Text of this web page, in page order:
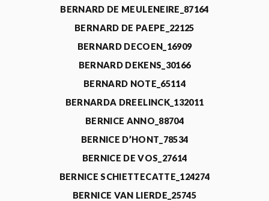
BERNARD DE MEULENEIRE_87164
BERNARD DE PAEPE_22125
BERNARD DECOEN_16909
BERNARD DEKENS_30166
BERNARD NOTE_65114
BERNARDA DREELINCK_132011
BERNICE ANNO_88704
BERNICE D’HONT_78534
BERNICE DE VOS_27614
BERNICE SCHIETTECATTE_124274
BERNICE VAN LIERDE_25745